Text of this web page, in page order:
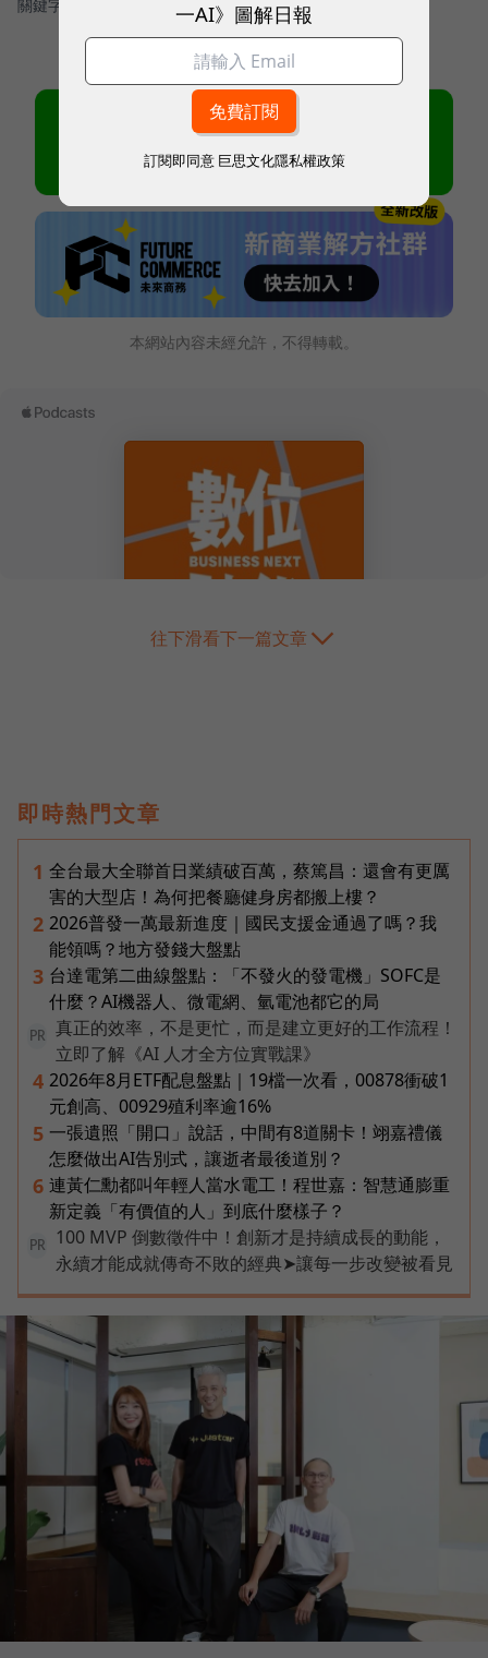
關鍵字：
本網站內容未經允許，不得轉載。
往下滑看下一篇文章
即時熱門文章
1 全台最大全聯首日業績破百萬，蔡篤昌：還會有更厲
害的大型店！為何把餐廳健身房都搬上樓？
2 2026普發一萬最新進度｜國民支援金通過了嗎？我
能領嗎？地方發錢大盤點
3 台達電第二曲線盤點：「不發火的發電機」SOFC是
什麼？AI機器人、微電網、氫電池都它的局
PR
真正的效率，不是更忙，而是建立更好的工作流程！
立即了解《AI 人才全方位實戰課》
4 2026年8月ETF配息盤點｜19檔一次看，00878衝破1
元創高、00929殖利率逾16%
5 一張遺照「開口」說話，中間有8道關卡！翊嘉禮儀
怎麼做出AI告別式，讓逝者最後道別？
6 連黃仁勳都叫年輕人當水電工！程世嘉：智慧通膨重
新定義「有價值的人」到底什麼樣子？
PR
100 MVP 倒數徵件中！創新才是持續成長的動能，
永續才能成就傳奇不敗的經典➤讓每一步改變被看見
一AI》圖解日報
訂閱即同意 巨思文化隱私權政策